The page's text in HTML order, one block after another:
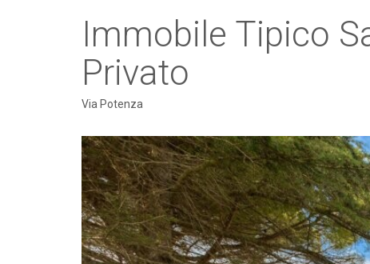
Immobile Tipico
Privato
Via Potenza